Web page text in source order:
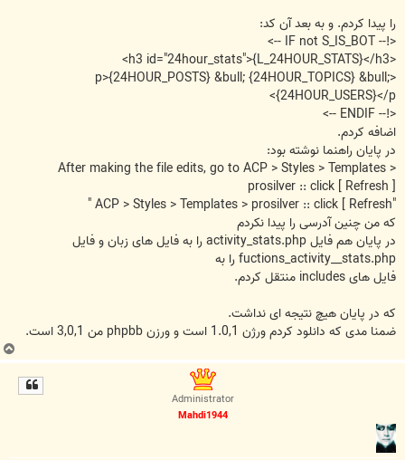
را پیدا کردم. و به بعد آن کد:
<!-- IF not S_IS_BOT -->
<h3 id="24hour_stats">{L_24HOUR_STATS}</h3>
<p>{24HOUR_POSTS} &bull; {24HOUR_TOPICS} &bull;
{24HOUR_USERS}</p>
<!-- ENDIF -->
اضافه کردم.
در پایان راهنما نوشته بود:
After making the file edits, go to ACP > Styles > Templates >
prosilver :: click [ Refresh ]
"ACP > Styles > Templates > prosilver :: click [ Refresh "
که من چنین آدرسی را پیدا نکردم
در پایان هم فایل activity_stats.php را به فایل های زبان و فایل
fuctions_activity__stats.php را به
فایل های includes منتقل کردم.
که در پایان هیچ نتیجه ای نداشت.
ضمنا مدی که دانلود کردم ورژن 1.0,1 است و ورزن phpbb من 3,0,1 است.
Administrator
Mahdi1944